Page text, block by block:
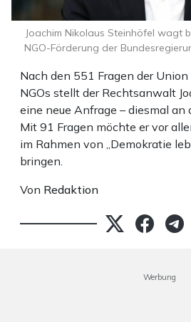
Nach den 551 Fragen der
NGOs stellt der Rechtsanwalt
eine neue Anfrage – diesmal an
Mit 91 Fragen möchte er vor
im Rahmen von „Demokratie
bringen.
Von Redaktion
Joachim Nikolaus Steinhöfel wagt
NGO-Förderung der
Werbung